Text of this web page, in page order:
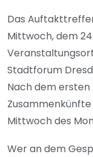
Das
Mittwoch, dem
Stadtforum
Nach dem
Mittwoch des
Wer an dem